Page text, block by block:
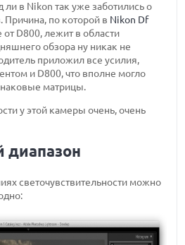
ли в Nikon так уже заботились о
Причина, по которой в Nikon Df
от D800, лежит в области
обзора ну никак не
приложил все усилия,
и D800, что вполне могло
матрицы.
у этой камеры очень, очень
диапазон
светочувствительности можно